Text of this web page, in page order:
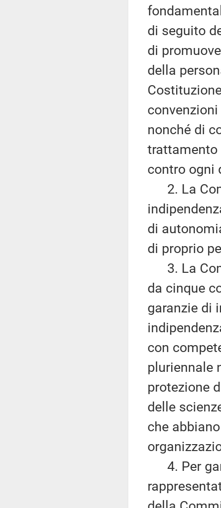
di seguito
di
della
nonché di
trattamento
contro ogni
2. La
di
di proprio
3. La
da cinque
garanzie di
con
pluriennale
protezione
delle
che
4. Per